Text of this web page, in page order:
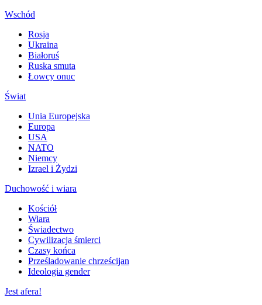
Wschód
Rosja
Ukraina
Białoruś
Ruska smuta
Łowcy onuc
Świat
Unia Europejska
Europa
USA
NATO
Niemcy
Izrael i Żydzi
Duchowość i wiara
Kościół
Wiara
Świadectwo
Cywilizacja śmierci
Czasy końca
Prześladowanie chrześcijan
Ideologia gender
Jest afera!